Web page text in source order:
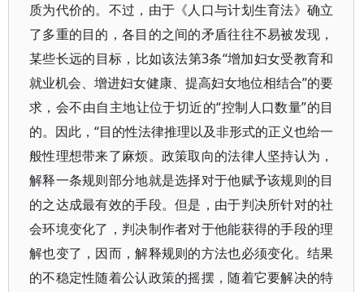
质为代价的。不过，由于《人口与计划生育法》确立
了多重的目的，各目的之间的矛盾往往不易被发现，
某些长远的目标，比如该法第3条“增加妇女受教育和
就业机会、增进妇女健康、提高妇女地位相结合”的要
求，会不由自主地让位于切近的“控制人口数量”的目
的。因此，“目的性法律推理以及非形式的正义也给一
般性理想带来了麻烦。政策取向的法律人坚持认为，
解释一条规则部分地就是选择对于他赋予该规则的目
的之达成最有效的手段。但是，由于判决所针对的社
会环境变化了，判决制作者对于他能获得的手段的理
解也变了，因而，解释规则的方法也必须变化。结果
的不稳定性随着公认政策的摇摆，随着它要解决的特